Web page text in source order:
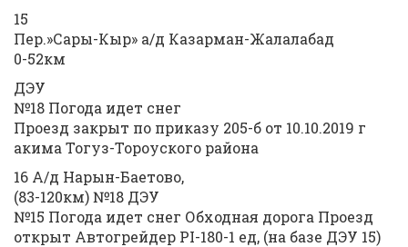
15
Пер.»Сары-Кыр» а/д Казарман-Жалалабад
0-52км
ДЭУ
№18 Погода идет снег
Проезд закрыт по приказу 205-б от 10.10.2019 г
акима Тогуз-Тороуского района
16 А/д Нарын-Баетово,
(83-120км) №18 ДЭУ
№15 Погода идет снег Обходная дорога Проезд
открыт Автогрейдер PI-180-1 ед, (на базе ДЭУ 15)